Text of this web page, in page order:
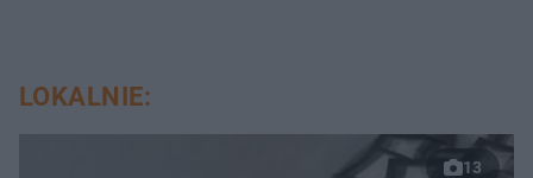
LOKALNIE:
13